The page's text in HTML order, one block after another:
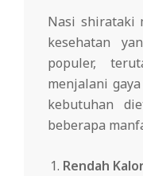
Nasi shirataki
kesehatan
populer,
menjalani
kebutuhan
beberapa
Rendah